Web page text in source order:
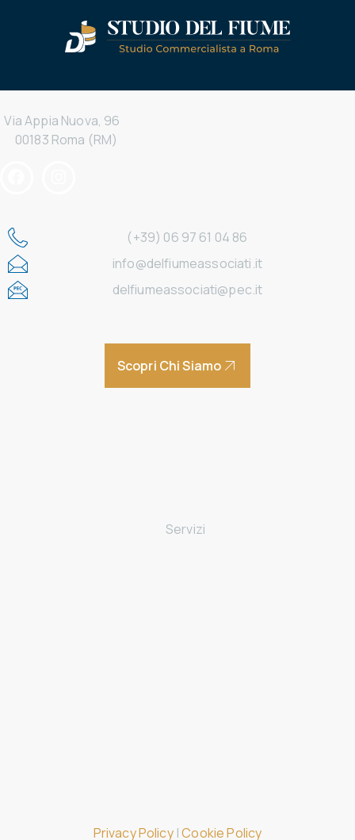
Via Appia Nuova, 96
00183 Roma (RM)
(+39) 06 97 61 04 86
info@delfiumeassociati.it
delfiumeassociati@pec.it
Scopri Chi Siamo
Servizi
Privacy Policy|Cookie Policy